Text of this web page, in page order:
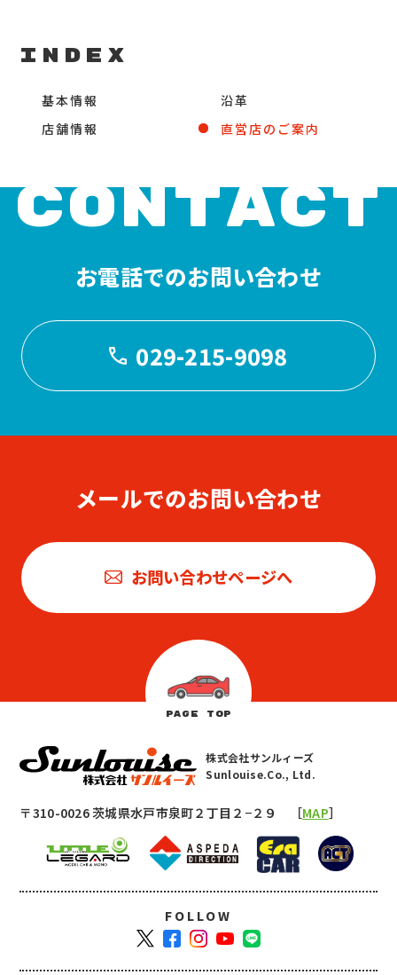
Index
基本情報
沿革
店舗情報
直営店のご案内
CONTACT
お電話でのお問い合わせ
029-215-9098
メールでのお問い合わせ
お問い合わせページへ
PAGE TOP
株式会社サンルィーズ
Sunlouise.Co., Ltd.
〒310-0026 茨城県水戸市泉町２丁目２−２９ ［MAP］
FOLLOW